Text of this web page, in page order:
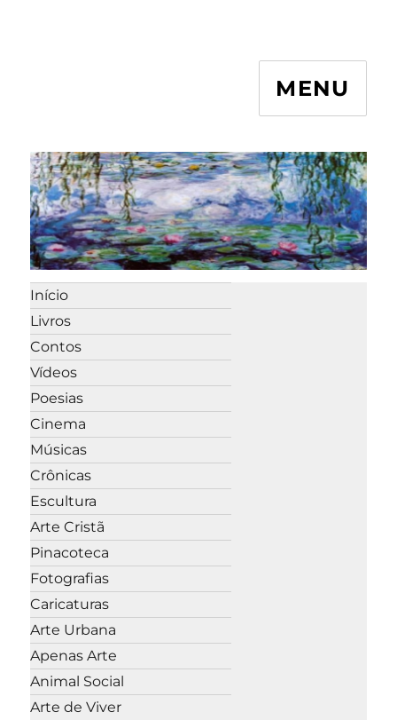
MENU
Início
Livros
Contos
Vídeos
Poesias
Cinema
Músicas
Crônicas
Escultura
Arte Cristã
Pinacoteca
Fotografias
Caricaturas
Arte Urbana
Apenas Arte
Animal Social
Arte de Viver